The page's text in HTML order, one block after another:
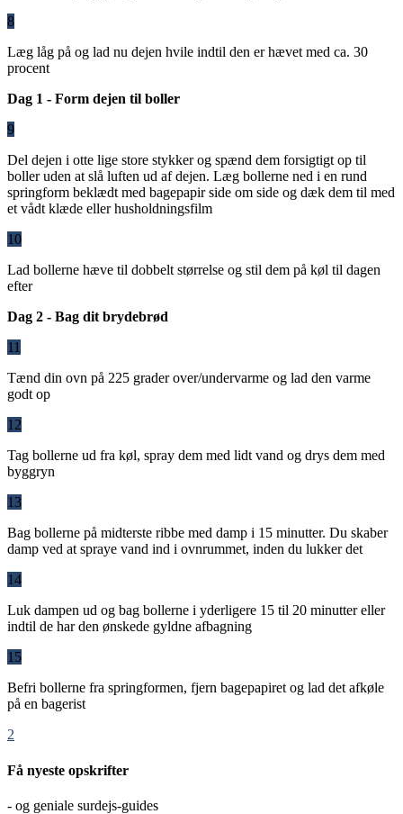
8
Læg låg på og lad nu dejen hvile indtil den er hævet med ca. 30
procent
Dag 1 - Form dejen til boller
9
Del dejen i otte lige store stykker og spænd dem forsigtigt op til
boller uden at slå luften ud af dejen. Læg bollerne ned i en rund
springform beklædt med bagepapir side om side og dæk dem til med
et vådt klæde eller husholdningsfilm
10
Lad bollerne hæve til dobbelt størrelse og stil dem på køl til dagen
efter
Dag 2 - Bag dit brydebrød
11
Tænd din ovn på 225 grader over/undervarme og lad den varme
godt op
12
Tag bollerne ud fra køl, spray dem med lidt vand og drys dem med
byggryn
13
Bag bollerne på midterste ribbe med damp i 15 minutter. Du skaber
damp ved at spraye vand ind i ovnrummet, inden du lukker det
14
Luk dampen ud og bag bollerne i yderligere 15 til 20 minutter eller
indtil de har den ønskede gyldne afbagning
15
Befri bollerne fra springformen, fjern bagepapiret og lad det afkøle
på en bagerist
2
Få nyeste opskrifter
- og geniale surdejs-guides